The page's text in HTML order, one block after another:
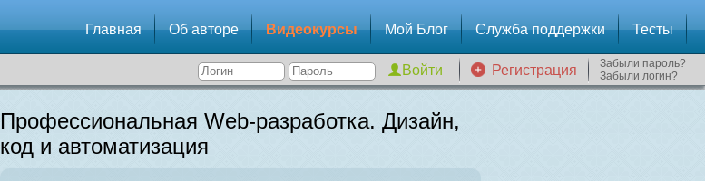
Главная Об авторе Видеокурсы Мой Блог Служба поддержки Тесты
Регистрация
Забыли пароль?
Забыли логин?
Профессиональная Web-разработка. Дизайн,
код и автоматизация